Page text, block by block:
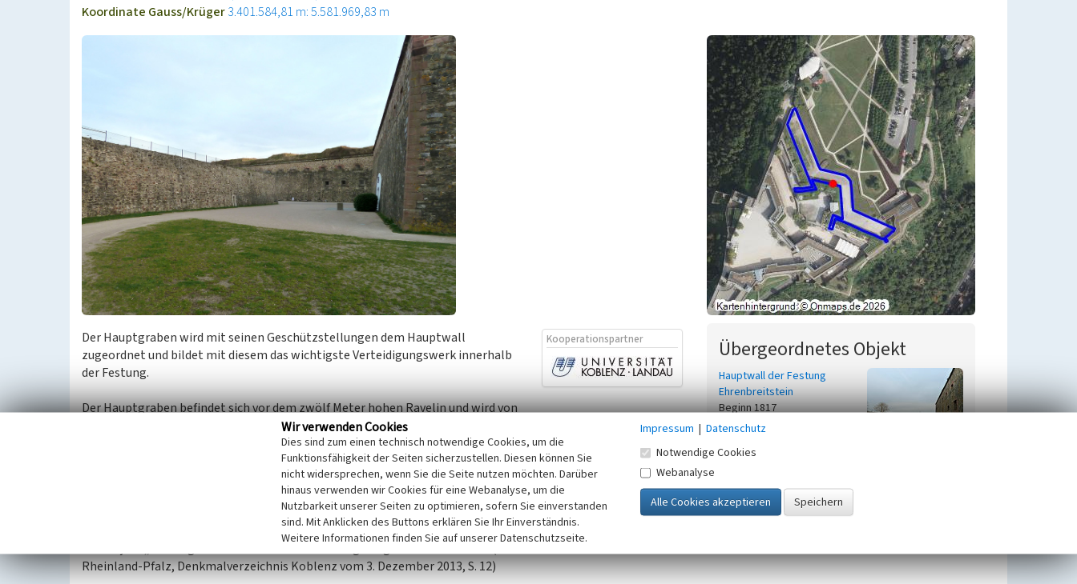
Koordinate Gauss/Krüger3.401.584,81 m: 5.581.969,83 m
Kooperationspartner
Der Hauptgraben wird mit seinen Geschützstellungen dem Hauptwall
zugeordnet und bildet mit diesem das wichtigste Verteidigungswerk innerhalb
der Festung.
Der Hauptgraben befindet sich vor dem zwölf Meter hohen Ravelin und wird von
zwei Contregarden, von Contregarde Rechts und Contregarde Links, flankiert. Falls der Feind die erste
Verteidigungslinie, die Lange Linie mit dem Turm „Ungenannt“ und dem Feldtor, bezwungen hatte, war der
Hauptgraben die zweite und gleichzeitig die schwierigste zu überwindende Verteidigungslinie.
Bei einer möglichen Verteidigung der Festung kreuzten sich die beiden Schusslinien des in der Mitte
gelegenen Ravelins mit denen der beiden äußeren Contregarden.
Rheinland-Pfalz, Denkmalverzeichnis Koblenz vom 3. Dezember 2013, S. 12)
Übergeordnetes Objekt
Hauptwall der Festung
Ehrenbreitstein
Beginn 1817
Wir verwenden Cookies
Dies sind zum einen technisch notwendige Cookies, um die
Funktionsfähigkeit der Seiten sicherzustellen. Diesen können Sie
nicht widersprechen, wenn Sie die Seite nutzen möchten. Darüber
hinaus verwenden wir Cookies für eine Webanalyse, um die
Nutzbarkeit unserer Seiten zu optimieren, sofern Sie einverstanden
sind. Mit Anklicken des Buttons erklären Sie Ihr Einverständnis.
Weitere Informationen finden Sie auf unserer Datenschutzseite.
Impressum | Datenschutz
Notwendige Cookies
Webanalyse